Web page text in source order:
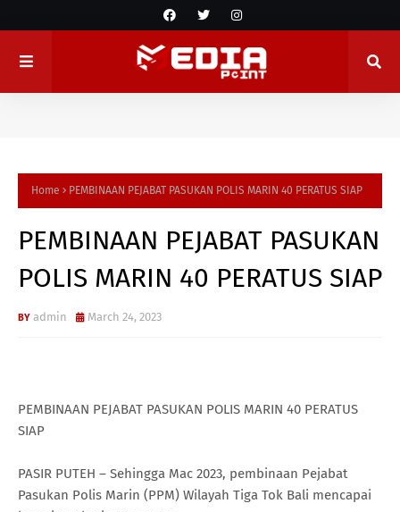
Home PEMBINAAN PEJABAT PASUKAN POLIS MARIN 40 PERATUS SIAP
PEMBINAAN PEJABAT PASUKAN
POLIS MARIN 40 PERATUS SIAP
admin March 24, 2023
PEMBINAAN PEJABAT PASUKAN POLIS MARIN 40 PERATUS
SIAP
PASIR PUTEH – Sehingga Mac 2023, pembinaan Pejabat
Pasukan Polis Marin (PPM) Wilayah Tiga Tok Bali mencapai